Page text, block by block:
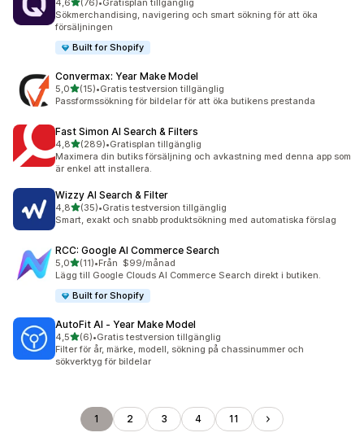
4,6 (76)
76 recensioner totalt
•Gratisplan tillgänglig
Sökmerchandising, navigering och smart sökning för att öka
försäljningen
Built for Shopify
Convermax: Year Make Model
5,0av 5 stjärnor
(15)
15 recensioner totalt
•Gratis testversion tillgänglig
Passformssökning för bildelar för att öka butikens prestanda
Fast Simon AI Search & Filters
4,8av 5 stjärnor
(289)
289 recensioner totalt
•Gratisplan tillgänglig
Maximera din butiks försäljning och avkastning med denna app som
är enkel att installera.
Wizzy AI Search & Filter
4,8av 5 stjärnor
(35)
35 recensioner totalt
•Gratis testversion tillgänglig
Smart, exakt och snabb produktsökning med automatiska förslag
RCC: Google AI Commerce Search
5,0av 5 stjärnor
(11)
11 recensioner totalt
•Från $99/månad
Lägg till Google Clouds AI Commerce Search direkt i butiken.
Built for Shopify
AutoFit AI ‑ Year Make Model
4,5av 5 stjärnor
(6)
6 recensioner totalt
•Gratis testversion tillgänglig
Filter för år, märke, modell, sökning på chassinummer och
sökverktyg för bildelar
1 2 3 4 11